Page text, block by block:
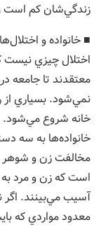
زندگي‌شان كم است
■ خانواده و
اختلال چيزي
معتقدند تا جامعه
نمي‌شود. بسياري از
خانه شروع مي‌شود.
خانواده‌ها به سه
مخالفت زن و شوهر
است كه زن و مرد
آسيب مي‌بينند. اگر
معدود مواردي كه